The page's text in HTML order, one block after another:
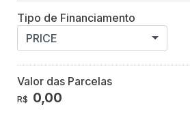
Tipo de Financiamento
PRICE
Valor das Parcelas
R$ 0,00